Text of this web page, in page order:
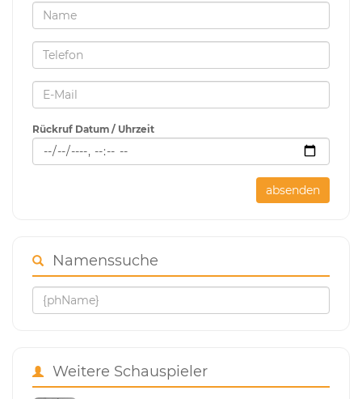
Rückruf Datum / Uhrzeit
absenden
Namenssuche
Weitere Schauspieler